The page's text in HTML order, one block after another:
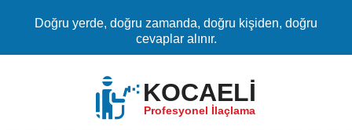
Doğru yerde, doğru zamanda, doğru kişiden, doğru
cevaplar alınır.
KOCAELİ
Profesyonel İlaçlama